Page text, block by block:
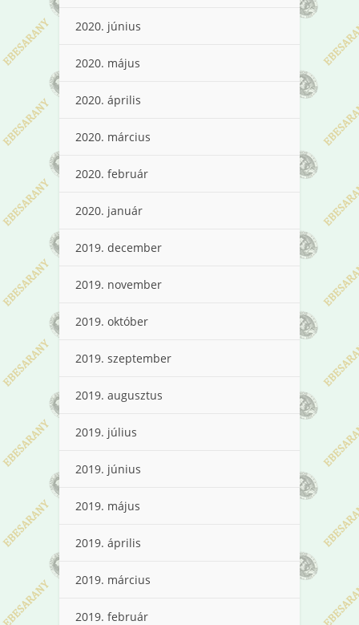
2020. június
2020. május
2020. április
2020. március
2020. február
2020. január
2019. december
2019. november
2019. október
2019. szeptember
2019. augusztus
2019. július
2019. június
2019. május
2019. április
2019. március
2019. február